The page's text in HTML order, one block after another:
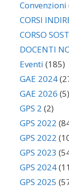
Convenzioni
CORSI
CORSO
DOCENTI
Eventi (185)
GAE 2024
GAE 2026 (5)
GPS 2 (2)
GPS 2022
GPS 2022
GPS 2023
GPS 2024
GPS 2025